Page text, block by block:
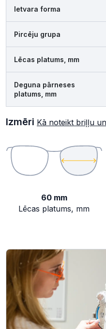
Ietvara forma
Pircēju grupa
Lēcas platums, mm
Deguna pārneses
platums, mm
Izmēri Kā noteikt briļļu
60 mm
Lēcas platums, mm